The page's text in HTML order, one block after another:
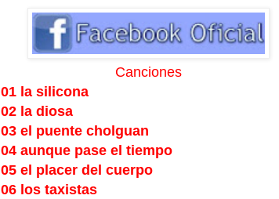
Canciones
01 la silicona
02 la diosa
03 el puente cholguan
04 aunque pase el tiempo
05 el placer del cuerpo
06 los taxistas